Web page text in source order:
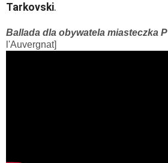
Tarkovski.
Ballada dla obywatela miasteczka P
l'Auvergnat]